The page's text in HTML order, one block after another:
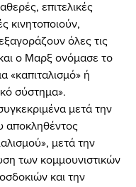
επιτελικές
κινητοποιούν,
όλες τις
ο Μαρξ ονόμασε το
«καπιταλισμό» ή
σύστημα».
αποκληθέντος
μετά την
των κομμουνιστικών
και την